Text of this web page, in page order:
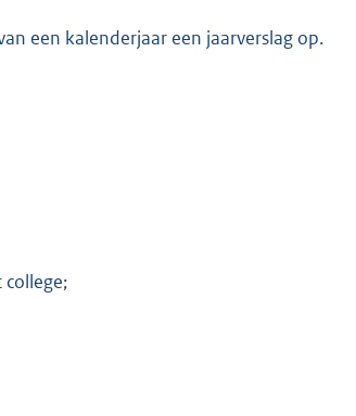
een kalenderjaar een jaarverslag op.
college;